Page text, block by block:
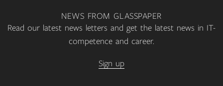
NEWS FROM GLASSPAPER
Read our latest news letters and get the latest news in IT-
competence and career.
Sign up